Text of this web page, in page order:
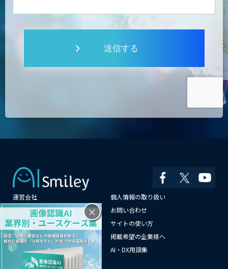
送信する
運営会社
個人情報の取り扱い
よくある質問
お問い合わせ
メールマガジン登録
サイトの使い方
情報提供はこちらから
掲載希望の企業様へ
AI企業一覧
AI・DX用語集
サイトマップ
×